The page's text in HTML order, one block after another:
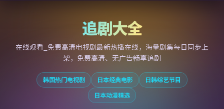
追剧大全
追剧大全
在线观看_免费高清电视剧最新热播在线，海量剧集每日同步上
架，免费高清、无广告畅享追剧
韩国热门电视剧 日本经典电影
日韩综艺节目
日本动漫精选